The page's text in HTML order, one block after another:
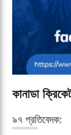
কানাডা
৯৭ প্রতিবেদক: